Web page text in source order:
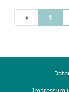
« 1
Impressum